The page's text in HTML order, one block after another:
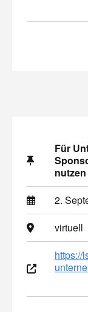
Für
nutzen
2.
virtuell
https://